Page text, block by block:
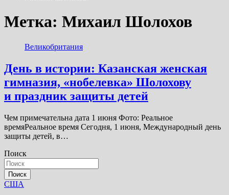
Метка: Михаил Шолохов
Великобритания
День в истории: Казанская женская
гимназия, «нобелевка» Шолохову
и праздник защиты детей
Чем примечательна дата 1 июня Фото: Реальное
времяРеальное время Сегодня, 1 июня, Международный день
защиты детей, в…
Поиск
Поиск
США